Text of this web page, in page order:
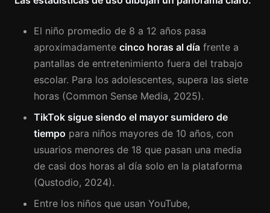
El niño promedio de 8 a 12 años pasa
aproximadamente cinco horas al día frente a
pantallas de entretenimiento fuera del trabajo
escolar. Para los adolescentes, supera las siete
horas (Common Sense Media, 2025).
TikTok sigue siendo el mayor sumidero de
tiempo para niños mayores de 10 años, con
usuarios menores de 18 que pasan una media
de casi dos horas al día solo en la plataforma
(Qustodio, 2024).
Entre los niños que usan YouTube,